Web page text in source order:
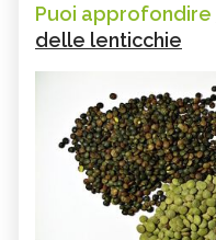
Puoi approfondire
delle lenticchie